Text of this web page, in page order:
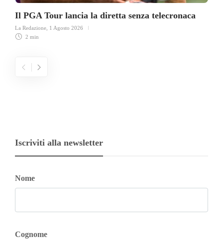
Il PGA Tour lancia la diretta senza telecronaca
La Redazione 1 Agosto 2026
2 min
Iscriviti alla newsletter
Nome
Cognome